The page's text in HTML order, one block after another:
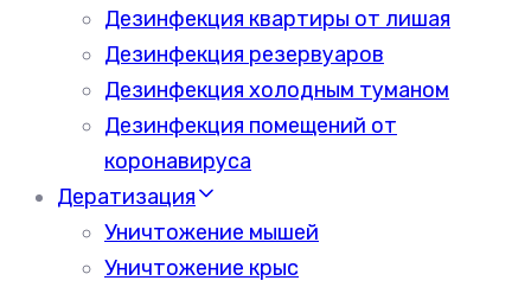
Дезинфекция квартиры от лишая
Дезинфекция резервуаров
Дезинфекция холодным туманом
Дезинфекция помещений от
коронавируса
Дератизация
Уничтожение мышей
Уничтожение крыс